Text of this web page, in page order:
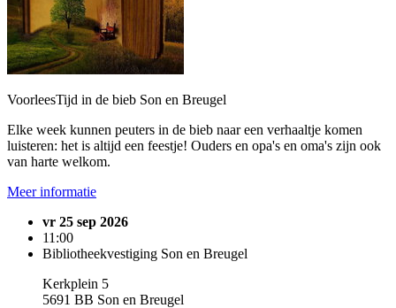
VoorleesTijd in de bieb Son en Breugel
Elke week kunnen peuters in de bieb naar een verhaaltje komen
luisteren: het is altijd een feestje! Ouders en opa's en oma's zijn ook
van harte welkom.
Meer informatie
vr 25 sep 2026
11:00
Bibliotheekvestiging Son en Breugel
Kerkplein 5
5691 BB Son en Breugel